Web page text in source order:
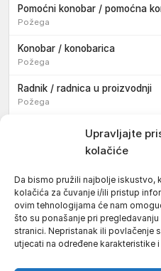
Upravljajte
kolačiće
Da bismo pružili najbolje iskustvo,
kolačića za čuvanje i/ili pristup
ovim tehnologijama će nam
što su ponašanje pri
stranici. Nepristanak ili povlačenje
utjecati na određene karakteristike
Pomoćni konobar / pomoćna
Požega
Konobar / konobarica
Požega
Radnik / radnica u proizvodnji
Požega
Sezonski pomoćni radnik /
Pomoćni pekar / pomoćna
Pekar / pekarica
Požega
Konobar / konobarica
Požega